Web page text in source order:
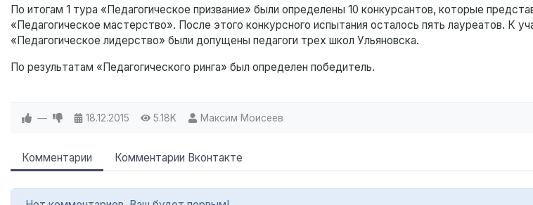
По итогам 1 тура «Педагогическое призвание» были определены 10 конкурсантов, которые
«Педагогическое мастерство». После этого конкурсного испытания осталось пять лауреатов. К
«Педагогическое лидерство» были допущены педагоги трех школ Ульяновска.
По результатам «Педагогического ринга» был определен победитель.
— 18.12.2015 5.18K Максим Моисеев
Комментарии Комментарии Вконтакте